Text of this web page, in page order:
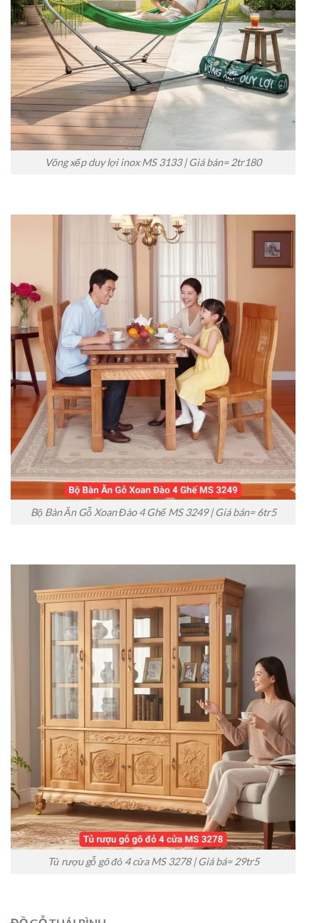
Võng xếp duy lợi inox MS 3133 | Giá bán= 2tr180
Bộ Bàn Ăn Gỗ Xoan Đào 4 Ghế MS 3249 | Giá bán= 6tr5
Tủ rượu gỗ gõ đỏ 4 cửa MS 3278 | Giá bá= 29tr5